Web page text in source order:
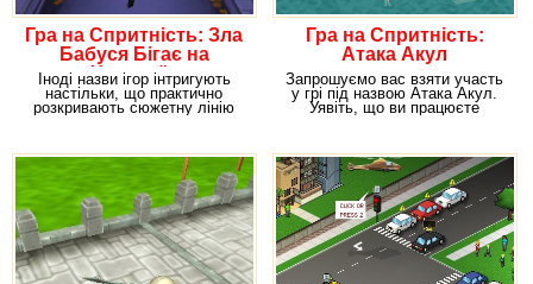
Гра на Спритність: Зла
Бабуся Бігає на
Хеллоуїн
Іноді назви ігор інтригують
настільки, що практично
розкривають сюжетну лінію
Гра на Спритність:
Атака Акул
Запрошуємо вас взяти участь
у грі під назвою Атака Акул.
Уявіть, що ви працюєте